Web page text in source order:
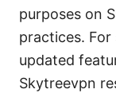
purposes on
practices.
updated
Skytreevpn